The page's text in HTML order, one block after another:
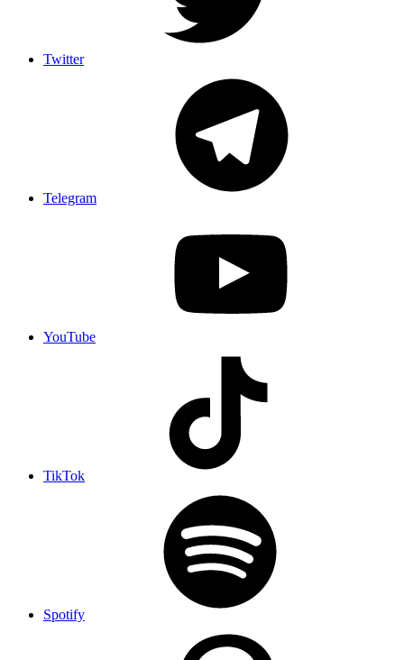
Twitter
Telegram
YouTube
TikTok
Spotify